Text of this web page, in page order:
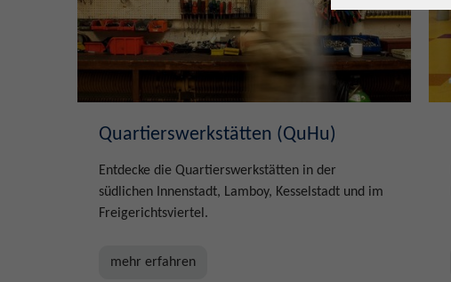
Quartierswerkstätten (QuHu)
Entdecke die Quartierswerkstätten in der
südlichen Innenstadt, Lamboy, Kesselstadt und im
Freigerichtsviertel.
mehr erfahren